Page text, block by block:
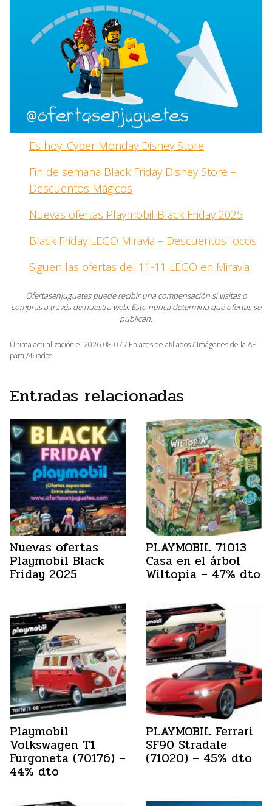
Es hoy! Cyber Monday Disney Store
Fin de semana Black Friday Disney Store –
Descuentos Mágicos
Nuevas ofertas Playmobil Black Friday 2025
Black Friday LEGO Miravia – Descuentos locos
Siguen las ofertas del 11-11 LEGO en Miravia
Ofertasenjuguetes puede recibir una compensación si visitas o
compras a través de nuestra web. Esto nunca determina qué ofertas se
publican.
Última actualización el 2026-08-07 / Enlaces de afiliados / Imágenes de la API
para Afiliados
Entradas relacionadas
Nuevas ofertas
Playmobil Black
Friday 2025
PLAYMOBIL 71013
Casa en el árbol
Wiltopia – 47% dto
Playmobil
Volkswagen T1
Furgoneta (70176) –
44% dto
PLAYMOBIL Ferrari
SF90 Stradale
(71020) – 45% dto